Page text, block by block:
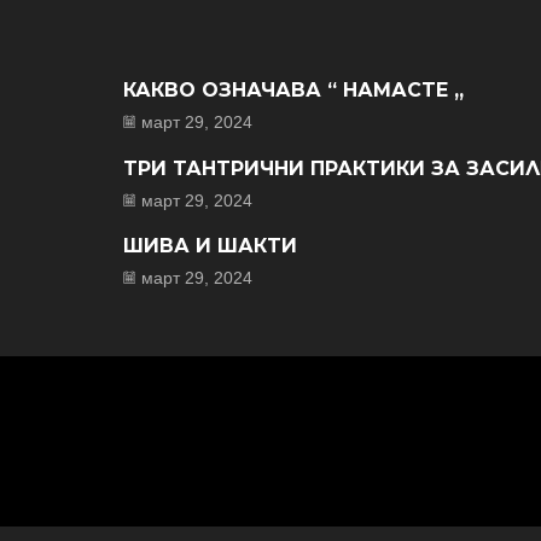
КАКВО ОЗНАЧАВА “ НАМАСТЕ „
март 29, 2024
ТРИ ТАНТРИЧНИ ПРАКТИКИ ЗА
март 29, 2024
ШИВА И ШАКТИ
март 29, 2024